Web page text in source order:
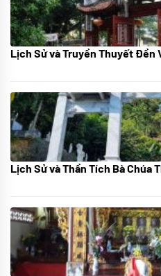
07/07/2024
Lịch Sử và Truyền Thuyết Đền
05/07/2024
Lịch Sử và Thần Tích Bà Chúa